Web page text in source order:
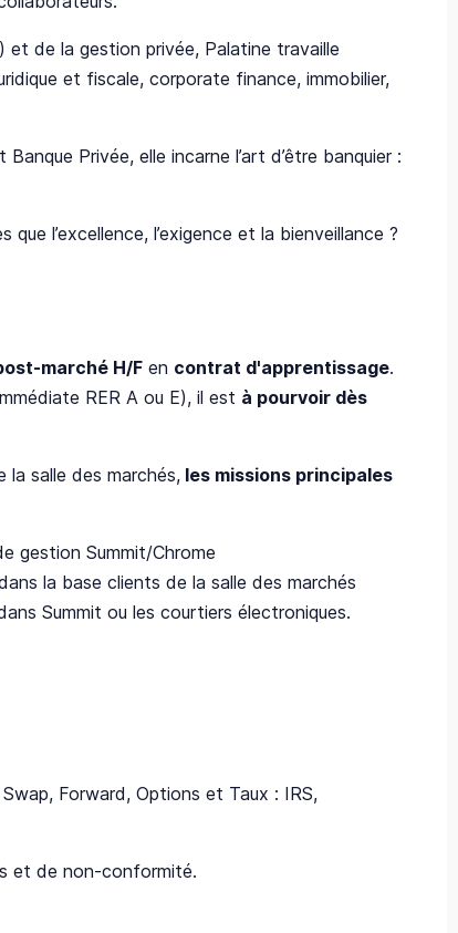
et de la gestion privée, Palatine travaille
et fiscale, corporate finance, immobilier,
Privée, elle incarne l’art d’être banquier :
l’excellence, l’exigence et la bienveillance ?
marché H/F en contrat d'apprentissage.
RER A ou E), il est à pourvoir dès
salle des marchés, les missions principales
gestion Summit/Chrome
la base clients de la salle des marchés
Summit ou les courtiers électroniques.
Forward, Options et Taux : IRS,
et de non-conformité.